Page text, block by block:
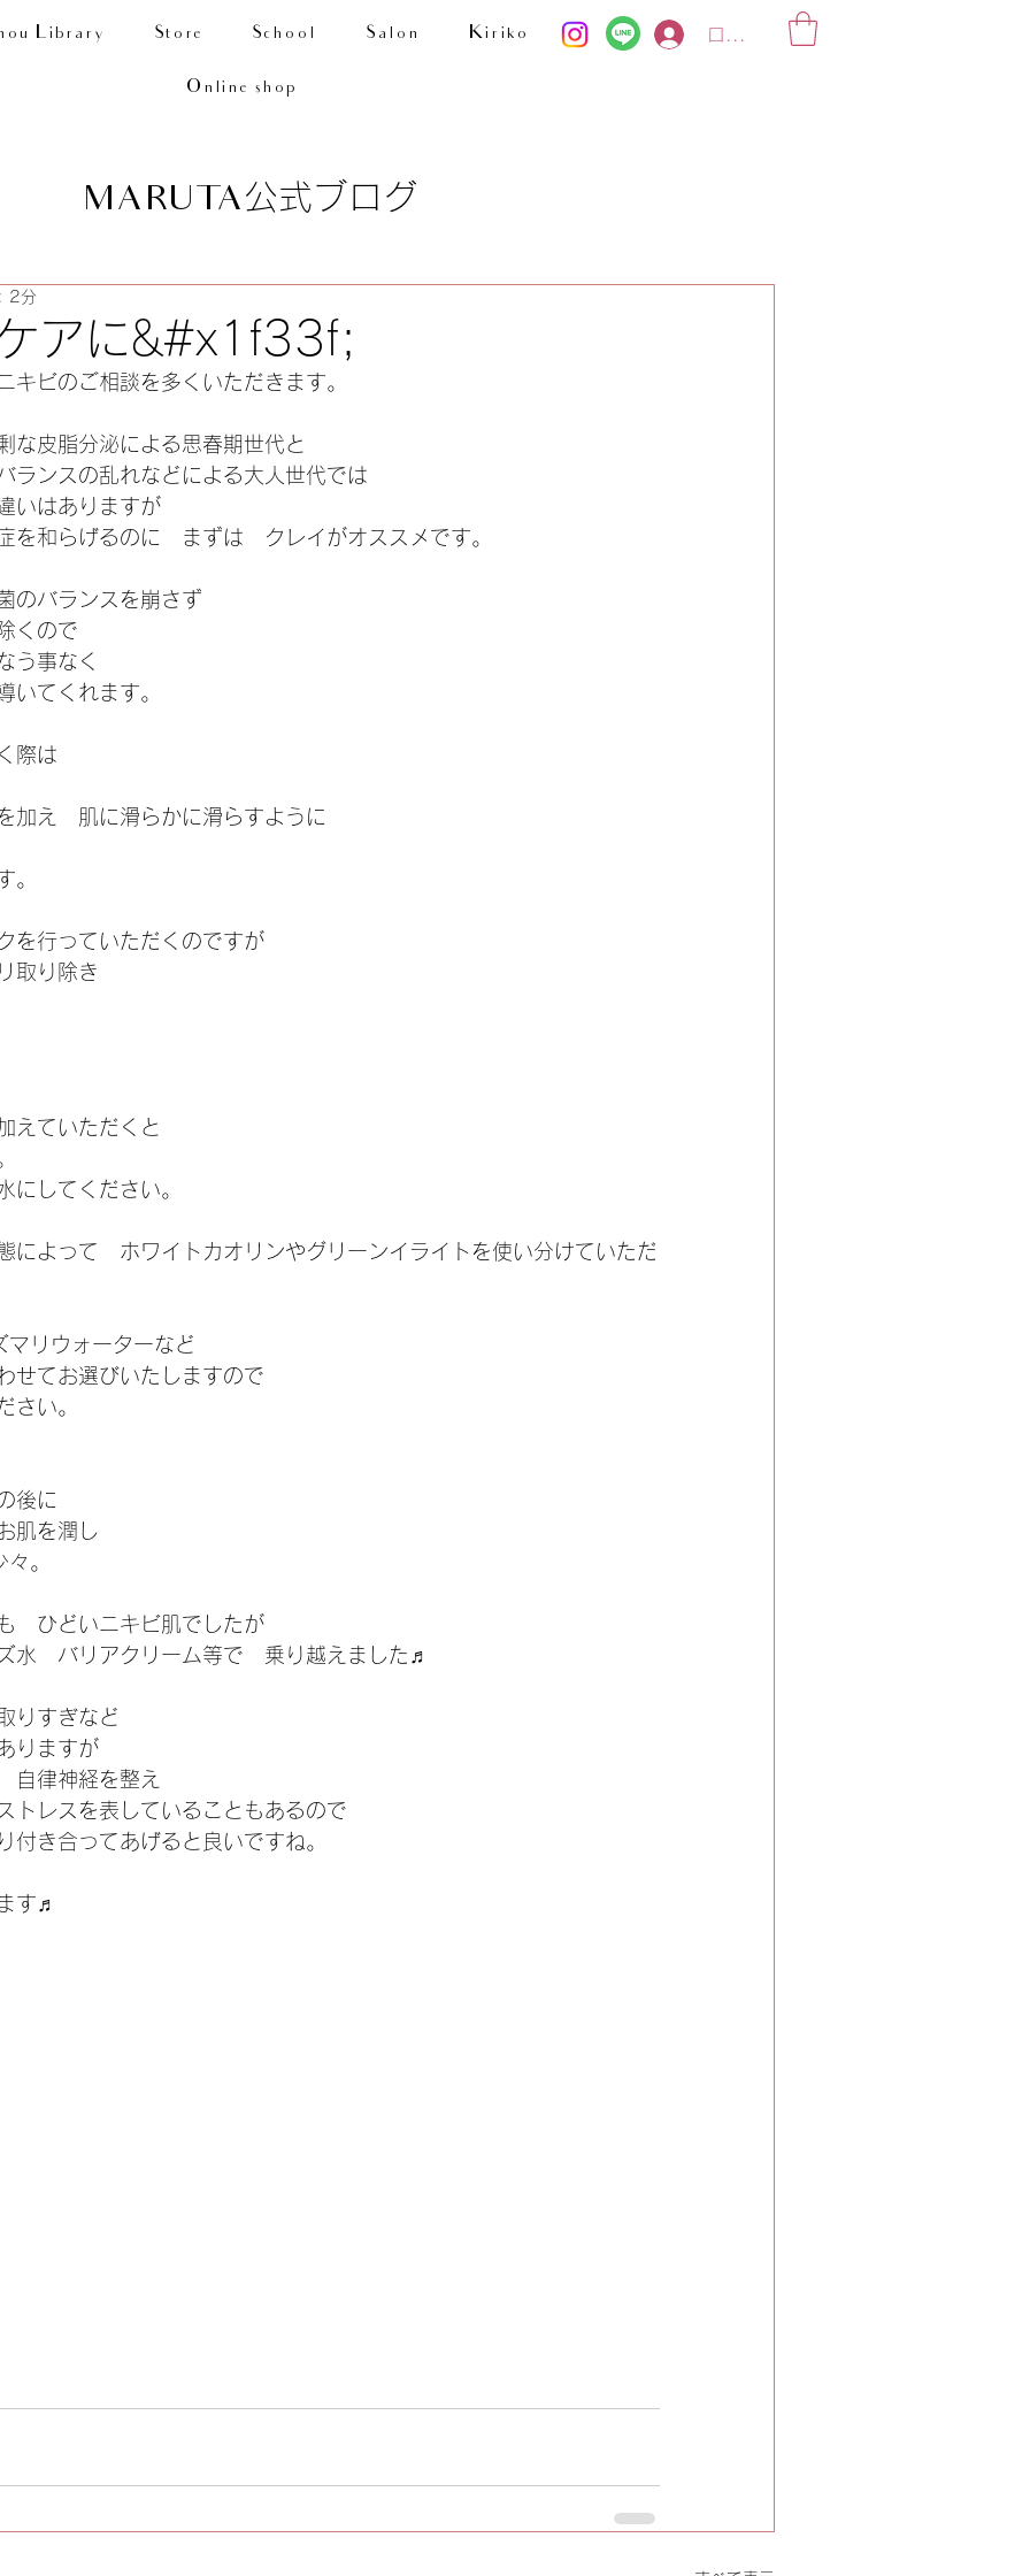
Library Store School Salon Kiriko
Online shop
ログイン
MARUTA公式ブログ
アに&#x1f33f;
2分
キビのご相談を多くいただきます。
な皮脂分泌による思春期世代と
ランスの乱れなどによる大人世代では
いはありますが
を和らげるのに　まずは　クレイがオススメです。
のバランスを崩さず
くので
う事なく
いてくれます。
際は
加え　肌に滑らかに滑らすように
。
を行っていただくのですが
取り除き
えていただくと
にしてください。
によって　ホワイトカオリンやグリーンイライトを使い分けていただ
マリウォーターなど
せてお選びいたしますので
さい。
後に
肌を潤し
。
　ひどいニキビ肌でしたが
水　バリアクリーム等で　乗り越えました♬
りすぎなど
りますが
自律神経を整え
トレスを表していることもあるので
付き合ってあげると良いですね。
す♬